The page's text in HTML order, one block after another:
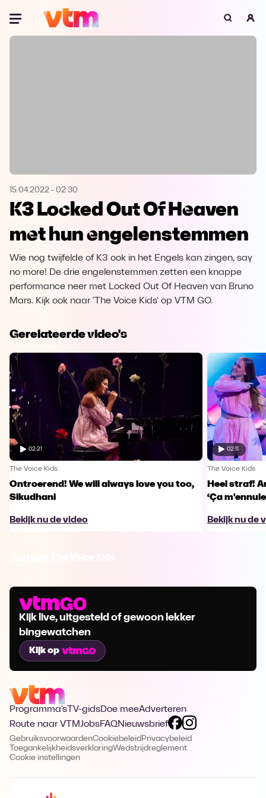
Oeps, browser niet ondersteund
Microsoft Edge Download
Opera Download
15.04.2022 - 02:30
K3 Locked Out Of Heaven
met hun engelenstemmen
Wie nog twijfelde of K3 ook in het Engels kan zingen, say
no more! De drie engelenstemmen zetten een knappe
performance neer met Locked Out Of Heaven van Bruno
Mars. Kijk ook naar 'The Voice Kids' op VTM GO.
Gerelateerde video's
02:21
The Voice Kids
Ontroerend! We will always love you too,
Sikudhani
Bekijk nu de video
02:11
The Voice Kids
Heel straf!
‘Ça
Bekijk nu de
Kijk live, uitgesteld of gewoon lekker
bingewatchen
Kijk op
Programma's TV-gidsDoe meeAdverteren
Route naar VTMJobsFAQNieuwsbrief
GebruiksvoorwaardenCookiebeleid Privacybeleid
ToegankelijkheidsverklaringWedstrijdreglement
Cookie instellingen